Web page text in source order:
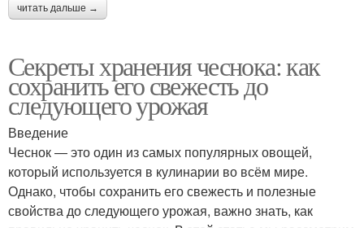
читать дальше →
Секреты хранения чеснока: как
сохранить его свежесть до
следующего урожая
Введение
Чеснок — это один из самых популярных овощей,
который используется в кулинарии во всём мире.
Однако, чтобы сохранить его свежесть и полезные
свойства до следующего урожая, важно знать, как